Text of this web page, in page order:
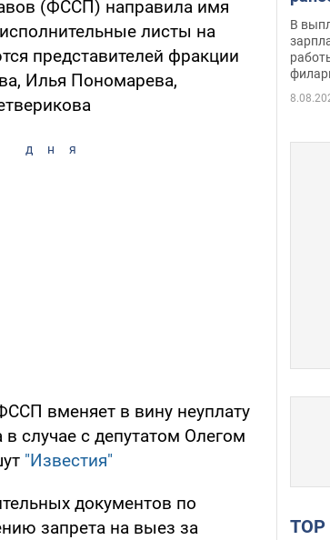
(ФССП) направила имя
листы на
представителей фракции
Илья Пономарева,
дня
вменяет в вину неуплату
случае с депутатом Олегом
"Известия"
документов по
запрета на выез за
В